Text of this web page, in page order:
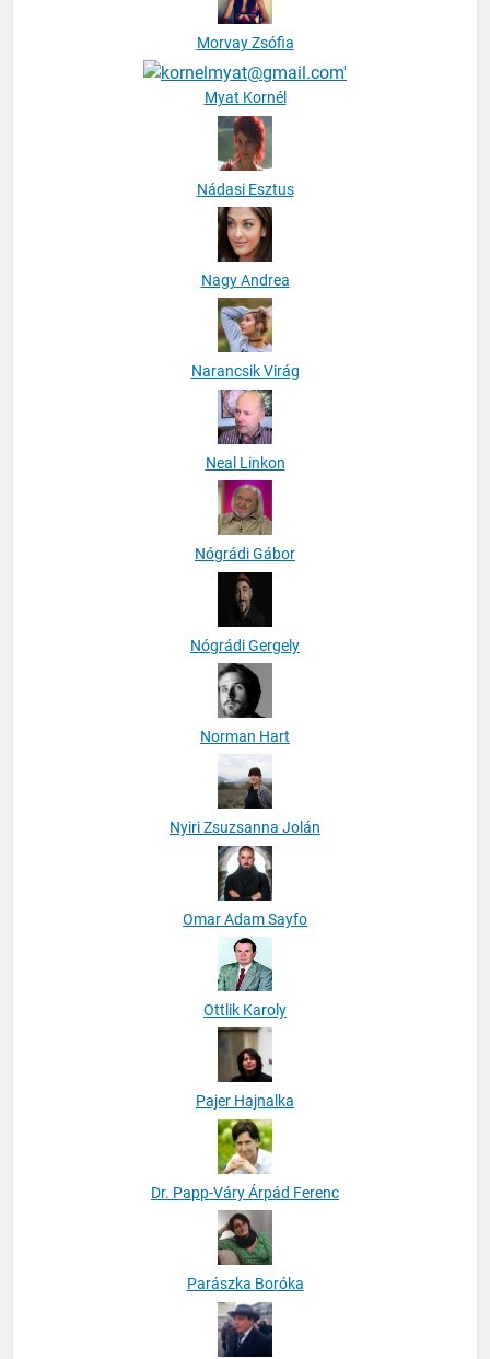
Morvay Zsófia
Myat Kornél
Nádasi Esztus
Nagy Andrea
Narancsik Virág
Neal Linkon
Nógrádi Gábor
Nógrádi Gergely
Norman Hart
Nyiri Zsuzsanna Jolán
Omar Adam Sayfo
Ottlik Karoly
Pajer Hajnalka
Dr. Papp-Váry Árpád Ferenc
Parászka Boróka